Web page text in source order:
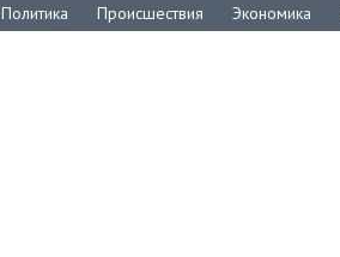
Политика Происшествия Экономика